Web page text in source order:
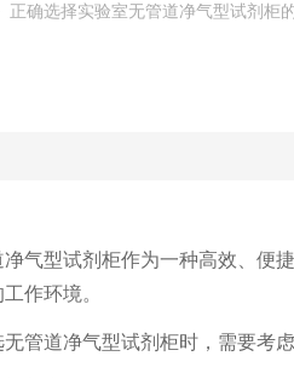
正确选择实验室无管道净气型试剂柜
型试剂柜作为一种高效、便捷
作环境。
道净气型试剂柜时，需要考虑